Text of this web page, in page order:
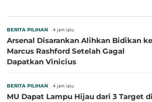
BERITA PILIHAN 4 jam lalu
Arsenal Disarankan Alihkan Bidikan ke
Marcus Rashford Setelah Gagal
Dapatkan Vinicius
BERITA PILIHAN 4 jam lalu
MU Dapat Lampu Hijau dari 3 Target di